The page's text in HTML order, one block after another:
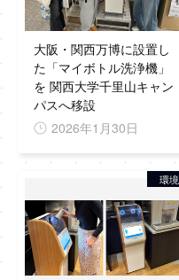
大阪・関西万博に設置し
た「マイボトル洗浄機」
を 関西大学千里山キャン
パスへ移設
2026年1月30日
環境